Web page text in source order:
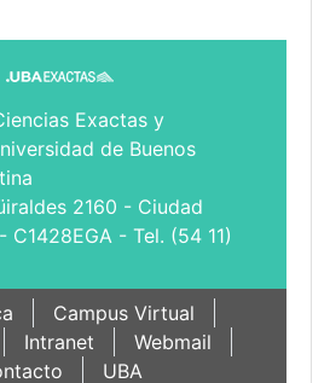
Exactas y
de Buenos
2160 - Ciudad
C1428EGA - Tel. (54 11)
Campus Virtual
Intranet
Webmail
UBA